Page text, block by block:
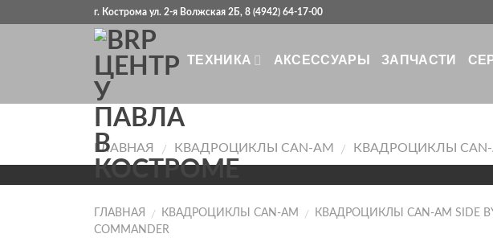
г. Кострома ул. 2-я Волжская 2Б, 8 (4942) 64-17-00
ТЕХНИКА АКСЕССУАРЫ ЗАПЧАСТИ
ГЛАВНАЯ / КВАДРОЦИКЛЫ CAN-AM / КВАДРОЦИКЛЫ CAN-
ГЛАВНАЯ / КВАДРОЦИКЛЫ CAN-AM / КВАДРОЦИКЛЫ CAN-AM SIDE
COMMANDER